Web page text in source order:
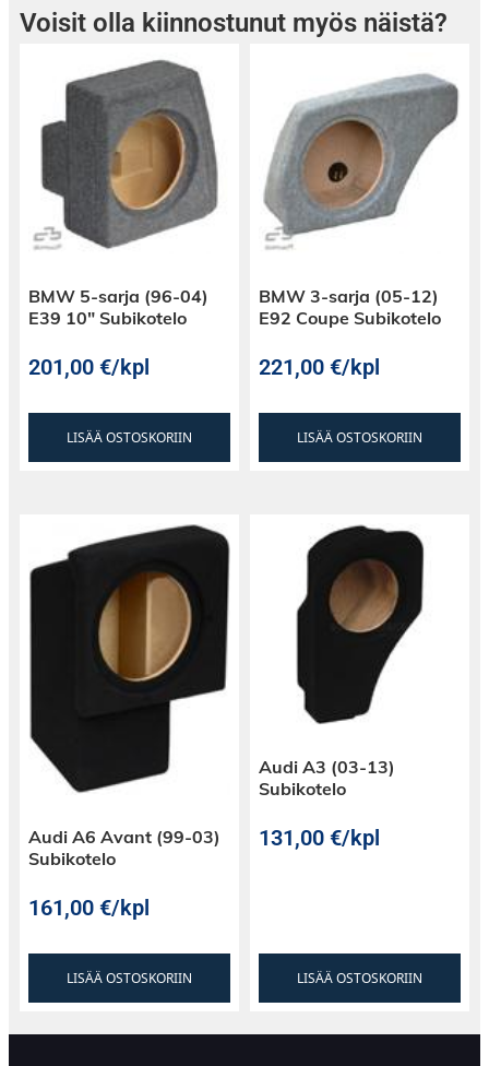
Voisit olla kiinnostunut myös näistä?
BMW 5-sarja (96-04)
E39 10″ Subikotelo
201,00€/kpl
LISÄÄ OSTOSKORIIN
BMW 3-sarja (05-12)
E92 Coupe Subikotelo
221,00€/kpl
LISÄÄ OSTOSKORIIN
Audi A6 Avant (99-03)
Subikotelo
161,00€/kpl
LISÄÄ OSTOSKORIIN
Audi A3 (03-13)
Subikotelo
131,00€/kpl
LISÄÄ OSTOSKORIIN